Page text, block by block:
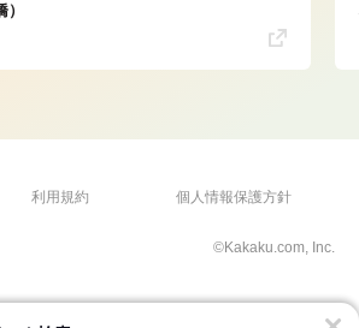
利用規約 個人情報保護方針
©Kakaku.com, Inc.